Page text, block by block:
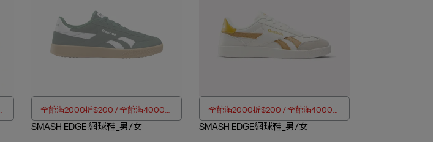
全館滿2000折$200 / 全館滿4000折
$350
SMASH EDGE 網球鞋_男/女
全館滿2000折$200 / 全館滿4000折
$350
SMASH EDGE網球鞋_男/女